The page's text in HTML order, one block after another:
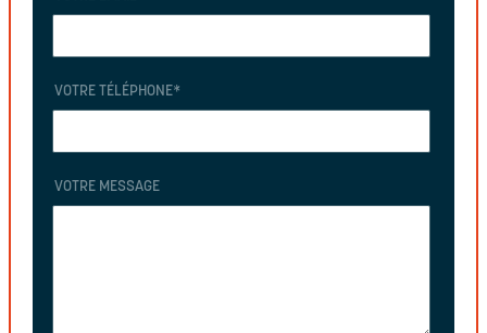
VOTRE TÉLÉPHONE*
VOTRE MESSAGE